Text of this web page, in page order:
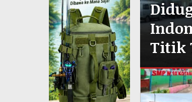
Potret
Titik